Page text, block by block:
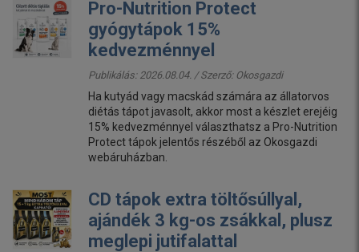
Pro-Nutrition Protect
gyógytápok 15%
kedvezménnyel
Publikálás: 2026.08.04. / Szerző: Okosgazdi
Ha kutyád vagy macskád számára az állatorvos
diétás tápot javasolt, akkor most a készlet erejéig
15% kedvezménnyel választhatsz a Pro-Nutrition
Protect tápok jelentős részéből az Okosgazdi
webáruházban.
CD tápok extra töltősúllyal,
ajándék 3 kg-os zsákkal, plusz
meglepi jutifalattal